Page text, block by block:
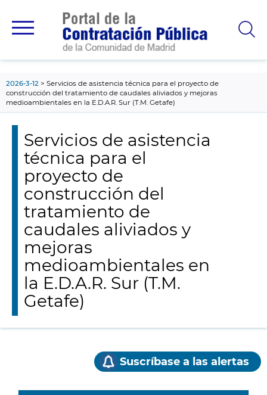
principal
2026-3-12
Servicios de asistencia técnica para el proyecto de
construcción del tratamiento de caudales aliviados y mejoras
medioambientales en la E.D.A.R. Sur (T.M. Getafe)
Servicios de asistencia
técnica para el
proyecto de
construcción del
tratamiento de
caudales aliviados y
mejoras
medioambientales en
la E.D.A.R. Sur (T.M.
Getafe)
Suscríbase a las alertas